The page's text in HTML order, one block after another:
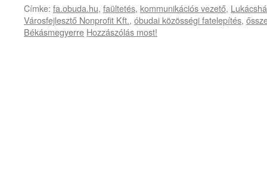
Címke: fa.obuda.hu, faültetés, kommunikációs vezető,
Városfejlesztő Nonprofit Kft., óbudai közösségi fatelepítés,
Békásmegyerre Hozzászólás most!